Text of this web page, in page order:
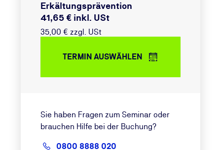
Erkältungsprävention
41,65 € inkl. USt
35,00 € zzgl. USt
TERMIN AUSWÄHLEN
Sie haben Fragen zum Seminar oder
brauchen Hilfe bei der Buchung?
0800 8888 020